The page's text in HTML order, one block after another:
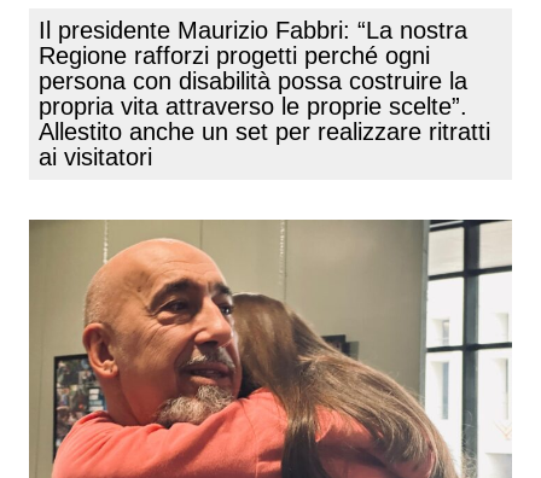
Il presidente Maurizio Fabbri: “La nostra
Regione rafforzi progetti perché ogni
persona con disabilità possa costruire la
propria vita attraverso le proprie scelte”.
Allestito anche un set per realizzare ritratti
ai visitatori